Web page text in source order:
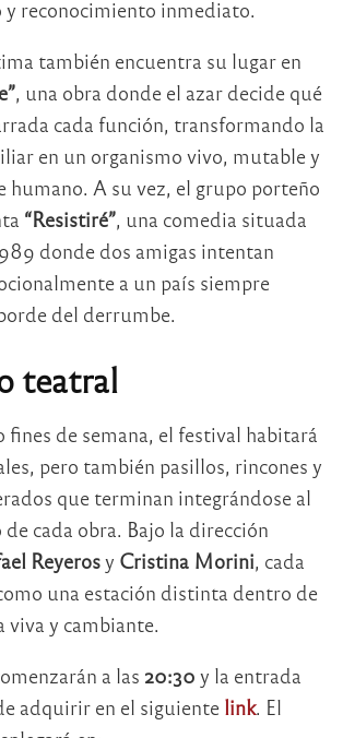
y reconocimiento inmediato.
también encuentra su lugar en
, una obra donde el azar decide qué
cada función, transformando la
en un organismo vivo, mutable y
humano. A su vez, el grupo porteño
“Resistiré”, una comedia situada
donde dos amigas intentan
a un país siempre
del derrumbe.
teatral
de semana, el festival habitará
pero también pasillos, rincones y
que terminan integrándose al
cada obra. Bajo la dirección
Reyerosy Cristina Morini, cada
una estación distinta dentro de
viva y cambiante.
a las 20:30 y la entrada
adquirir en el siguiente link. El